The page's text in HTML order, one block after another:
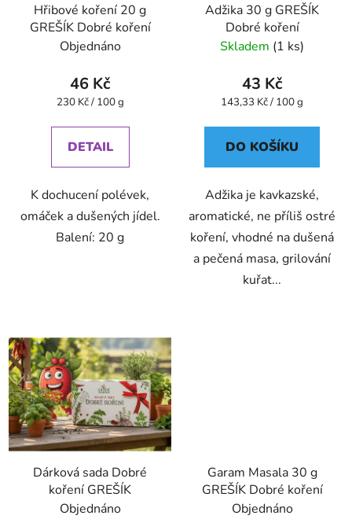
Hřibové koření 20 g
GREŠÍK Dobré koření
Objednáno
46 Kč
Měrná
230 Kč / 100 g
DETAIL
K dochucení polévek,
omáček a dušených jídel.
Balení: 20 g
Adžika 30 g GREŠÍK
Dobré koření
Skladem (1 ks)
43 Kč
Měrná
143,33 Kč / 100 g
DO KOŠÍKU
Adžika je kavkazské,
aromatické, ne příliš ostré
koření, vhodné na dušená
a pečená masa, grilování
kuřat...
Dárková sada Dobré
koření GREŠÍK
Objednáno
Garam Masala 30 g
GREŠÍK Dobré koření
Objednáno